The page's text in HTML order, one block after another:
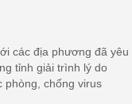
các địa phương đã yêu
tỉnh giải trình lý do
phòng, chống virus